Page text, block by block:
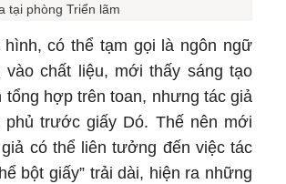
tại phòng Triển lãm
có thể tạm gọi là ngôn ngữ
chất liệu, mới thấy sáng tạo
hợp trên toan, nhưng tác giả
phủ trước giấy Dó. Thế nên mới
có thể liên tưởng đến việc tác
bột giấy” trải dài, hiện ra những